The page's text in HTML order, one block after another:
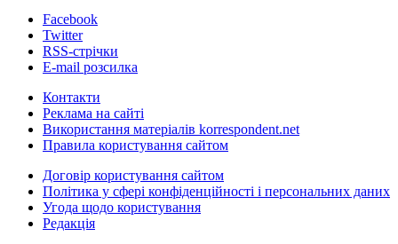
Facebook
Twitter
RSS-стрічки
E-mail розсилка
Контакти
Реклама на сайті
Використання матеріалів korrespondent.net
Правила користування сайтом
Договір користування сайтом
Політика у сфері конфіденційності і персональних даних
Угода щодо користування
Редакція